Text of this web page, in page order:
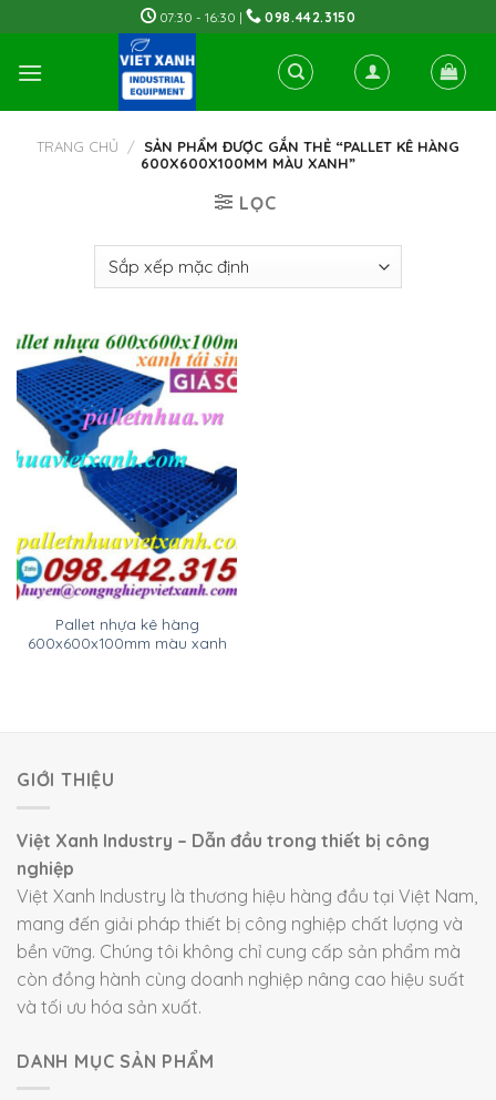
to
content
07:30 - 16:30 | 098.442.3150
TRANG CHỦ / SẢN PHẨM ĐƯỢC GẮN THẺ “PALLET KÊ HÀNG
600X600X100MM MÀU XANH”
LỌC
Pallet nhựa kê hàng
600x600x100mm màu xanh
GIỚI THIỆU
Việt Xanh Industry – Dẫn đầu trong thiết bị công
nghiệp
Việt Xanh Industry là thương hiệu hàng đầu tại Việt Nam,
mang đến giải pháp thiết bị công nghiệp chất lượng và
bền vững. Chúng tôi không chỉ cung cấp sản phẩm mà
còn đồng hành cùng doanh nghiệp nâng cao hiệu suất
và tối ưu hóa sản xuất.
DANH MỤC SẢN PHẨM